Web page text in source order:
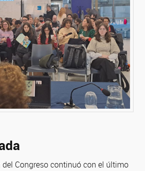
Congreso continuó con el último